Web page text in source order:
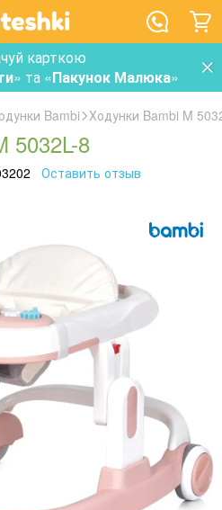
карткою
» та «Пакунок Малюка»
Bambi Ходунки Bambi M
5032L-8
Оставить отзыв